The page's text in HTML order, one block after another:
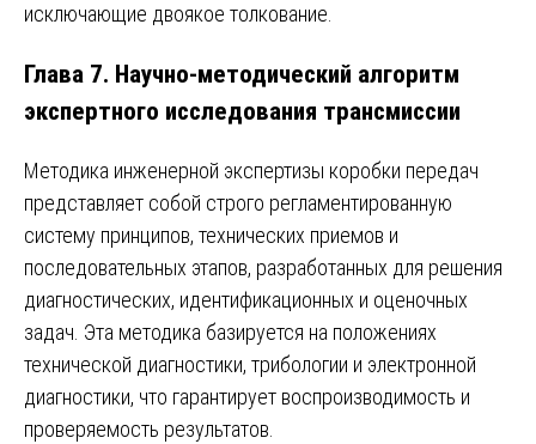
исключающие двоякое толкование.
Глава 7. Научно-методический алгоритм
экспертного исследования трансмиссии
Методика инженерной экспертизы коробки передач
представляет собой строго регламентированную
систему принципов, технических приемов и
последовательных этапов, разработанных для решения
диагностических, идентификационных и оценочных
задач. Эта методика базируется на положениях
технической диагностики, трибологии и электронной
диагностики, что гарантирует воспроизводимость и
проверяемость результатов.